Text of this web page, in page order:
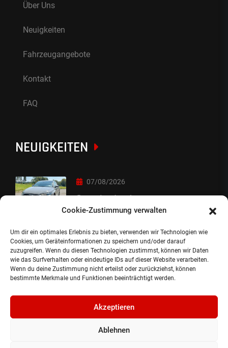
Cookie-Zustimmung verwalten
Um dir ein optimales Erlebnis zu bieten, verwenden wir Technologien wie
Cookies, um Geräteinformationen zu speichern und/oder darauf
zuzugreifen. Wenn du diesen Technologien zustimmst, können wir Daten
wie das Surfverhalten oder eindeutige IDs auf dieser Website verarbeiten.
Wenn du deine Zustimmung nicht erteilst oder zurückziehst, können
bestimmte Merkmale und Funktionen beeinträchtigt werden.
Akzeptieren
Ablehnen
Über Uns
Neuigkeiten
Fahrzeugangebote
Kontakt
FAQ
NEUIGKEITEN
07/08/2026
Sorry Leute :-)
06/08/2026
Auslieferung
©2024, Gepflanzt Jung- und SportwagenhandelsgmbH.